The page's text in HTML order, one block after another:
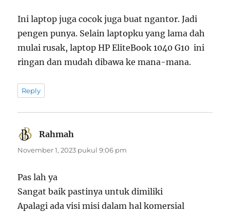
Ini laptop juga cocok juga buat ngantor. Jadi
pengen punya. Selain laptopku yang lama dah
mulai rusak, laptop HP EliteBook 1040 G10 ini
ringan dan mudah dibawa ke mana-mana.
Reply
Rahmah
November 1, 2023 pukul 9:06 pm
Pas lah ya
Sangat baik pastinya untuk dimiliki
Apalagi ada visi misi dalam hal komersial